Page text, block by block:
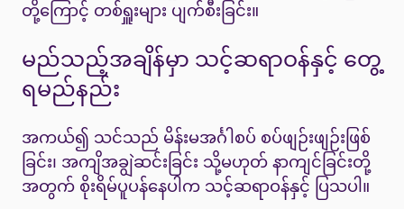
တို့ကြောင့် တစ်ရှူးများ ပျက်စီးခြင်း။
မည်သည့်အချိန်မှာ သင့်ဆရာဝန်နှင့် တွေ့
ရမည်နည်း
အကယ်၍ သင်သည် မိန်းမအင်္ဂါစပ် စပ်ဖျဉ်းဖျဉ်းဖြစ်
ခြင်း၊ အကျိအချွဲဆင်းခြင်း သို့မဟုတ် နာကျင်ခြင်းတို့
အတွက် စိုးရိမ်ပူပန်နေပါက သင့်ဆရာဝန်နှင့် ပြသပါ။